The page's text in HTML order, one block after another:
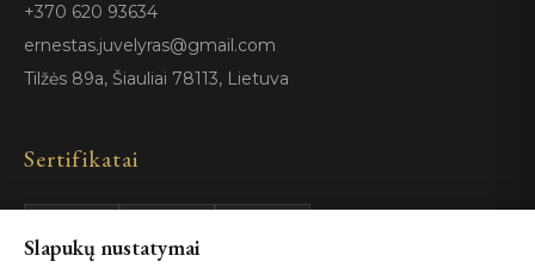
+370 620 93634
ernestas.juvelyras@gmail.com
Tilžės 89a, Šiauliai 78113, Lietuva
Sertifikatai
GIA
Certified
ISO 9001
Slapukų nustatymai